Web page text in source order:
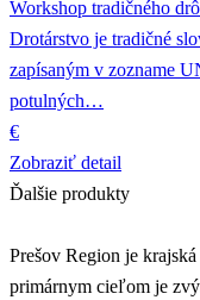
Workshop tradičného
Drotárstvo je tradičné
zapísaným v zozname
potulných…
€
Zobraziť detail
Ďalšie produkty
Prešov Region je
primárnym cieľom je